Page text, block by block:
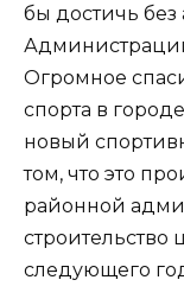
бы достичь
Огромное
спорта в
новый
том, что это
районной
строительство
следующего